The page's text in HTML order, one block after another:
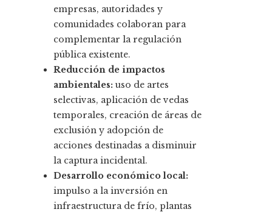
empresas, autoridades y
comunidades colaboran para
complementar la regulación
pública existente.
Reducción de impactos
ambientales: uso de artes
selectivas, aplicación de vedas
temporales, creación de áreas de
exclusión y adopción de
acciones destinadas a disminuir
la captura incidental.
Desarrollo económico local:
impulso a la inversión en
infraestructura de frío, plantas